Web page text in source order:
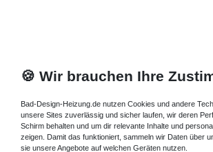
Duschtasse Fünfeck | Heizkörper
Heizkörper mit Spiegel
🍪 Wir brauchen Ihre
Bad-Design-Heizung.de nutzen Cookies und andere
unsere Sites zuverlässig und sicher laufen, wir deren
Schirm behalten und um dir relevante Inhalte und
zeigen. Damit das funktioniert, sammeln wir Daten über
sie unsere Angebote auf welchen Geräten nutzen.